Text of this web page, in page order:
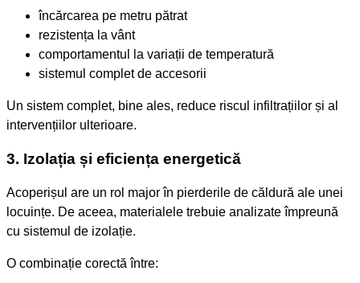
încărcarea pe metru pătrat
rezistența la vânt
comportamentul la variații de temperatură
sistemul complet de accesorii
Un sistem complet, bine ales, reduce riscul infiltrațiilor și al
intervențiilor ulterioare.
3. Izolația și eficiența energetică
Acoperișul are un rol major în pierderile de căldură ale unei
locuințe. De aceea, materialele trebuie analizate împreună
cu sistemul de izolație.
O combinație corectă între: